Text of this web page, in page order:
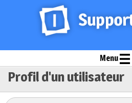
Menu
Profil d'un utilisateur